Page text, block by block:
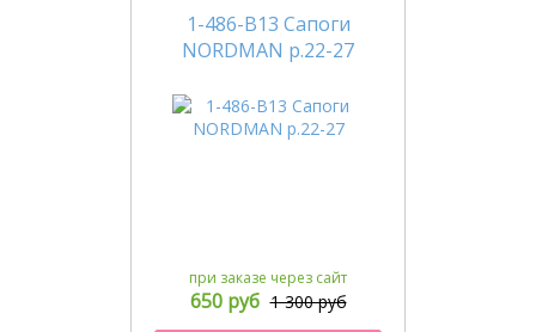
1-486-В13 Сапоги
NORDMAN р.22-27
при заказе через сайт
650 руб 1 300 руб